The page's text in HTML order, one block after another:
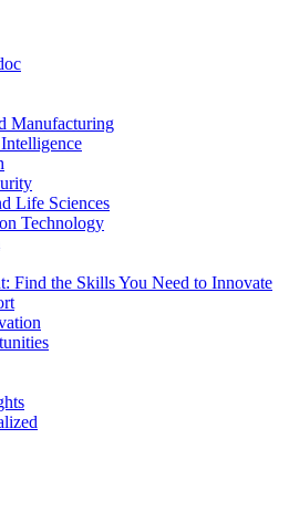
Manufacturing
Life Sciences
Technology
Find the Skills You Need to Innovate